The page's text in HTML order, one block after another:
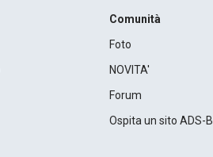
Comunità
Foto
NOVITA'
Forum
Ospita un sito ADS-B